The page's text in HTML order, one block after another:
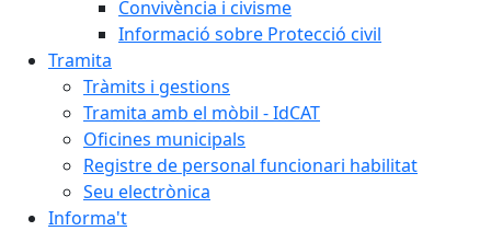
Convivència i civisme
Informació sobre Protecció civil
Tramita
Tràmits i gestions
Tramita amb el mòbil - IdCAT
Oficines municipals
Registre de personal funcionari habilitat
Seu electrònica
Informa't